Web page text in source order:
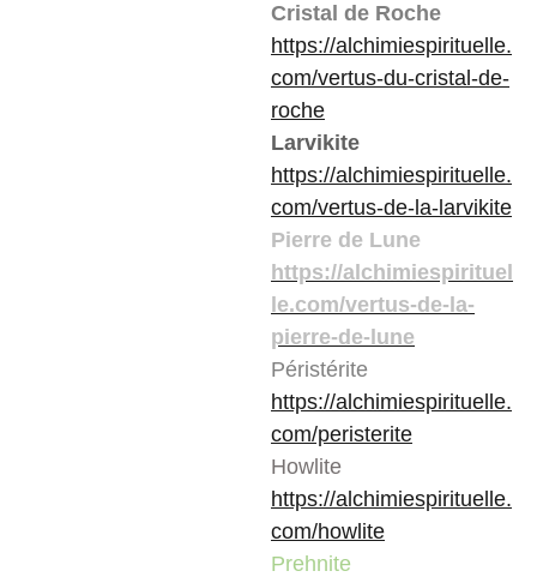
Cristal de Roche
https://alchimiespirituelle.
com/vertus-du-cristal-de-
roche
Larvikite
https://alchimiespirituelle.
com/vertus-de-la-larvikite
Pierre de Lune
https://alchimiespirituel
le.com/vertus-de-la-
pierre-de-lune
Péristérite
https://alchimiespirituelle.
com/peristerite
Howlite
https://alchimiespirituelle.
com/howlite
Prehnite